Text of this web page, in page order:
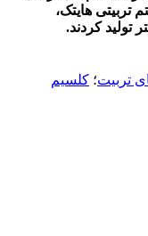
تربیتی هایتک،
تولید کردند.
تربیت؛ کلسیم